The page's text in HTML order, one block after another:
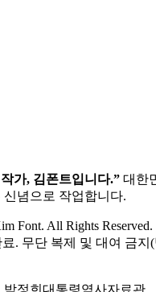
가, 김폰트입니다.” 대한
념으로 작업합니다.
Font. All Rights Reserved.
. 무단 복제 및 대여 금지